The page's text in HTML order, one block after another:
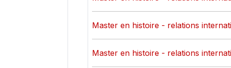
Master en histoire - relations
Master en histoire - relations